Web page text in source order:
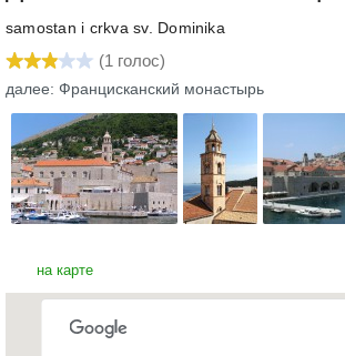
samostan i crkva sv. Dominika
(1 голос)
далее: Францисканский монастырь
на карте